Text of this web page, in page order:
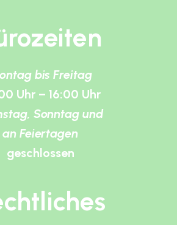
bis Freitag
Uhr – 16:00 Uhr
Sonntag und
an Feiertagen
geschlossen